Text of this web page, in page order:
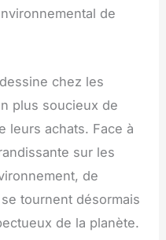
de
chez les
plus soucieux de
leurs achats. Face à
sur les
de
tournent désormais
de la planète.